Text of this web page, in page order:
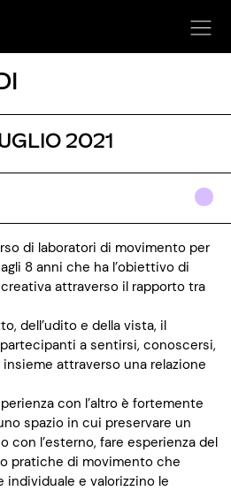
2021
di laboratori di movimento per
8 anni che ha l’obiettivo di
attraverso il rapporto tra
dell’udito e della vista, il
a sentirsi, conoscersi,
attraverso una relazione
con l’altro è fortemente
spazio in cui preservare un
con l’esterno, fare esperienza del
pratiche di movimento che
individuale e valorizzino le